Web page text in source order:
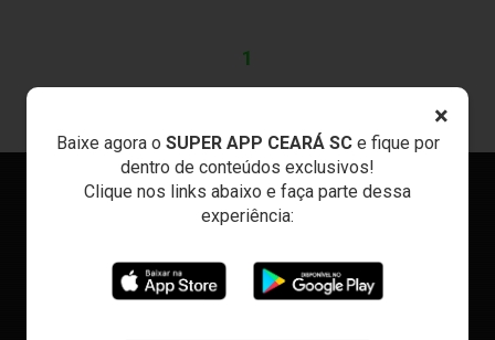
×
Baixe agora o SUPER APP CEARÁ SCe fique por
dentro de conteúdos exclusivos!
Clique nos links abaixo e faça parte dessa
experiência:
1